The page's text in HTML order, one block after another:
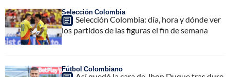
Selección Colombia
Selección Colombia: día, hora y dónde ver
los partidos de las figuras el fin de semana
Fútbol Colombiano